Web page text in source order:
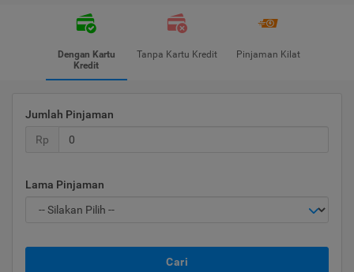
Dengan Kartu
Kredit
Tanpa Kartu Kredit Pinjaman Kilat
Jumlah Pinjaman
Rp
Lama Pinjaman
Cari